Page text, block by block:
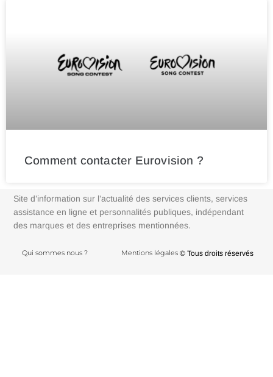
Comment contacter Eurovision ?
Site d’information sur l’actualité des services clients, services
assistance en ligne et personnalités publiques, indépendant
des marques et des entreprises mentionnées.
Qui sommes nous ? Mentions légales © Tous droits réservés